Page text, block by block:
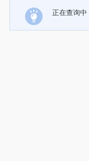
正在查询中